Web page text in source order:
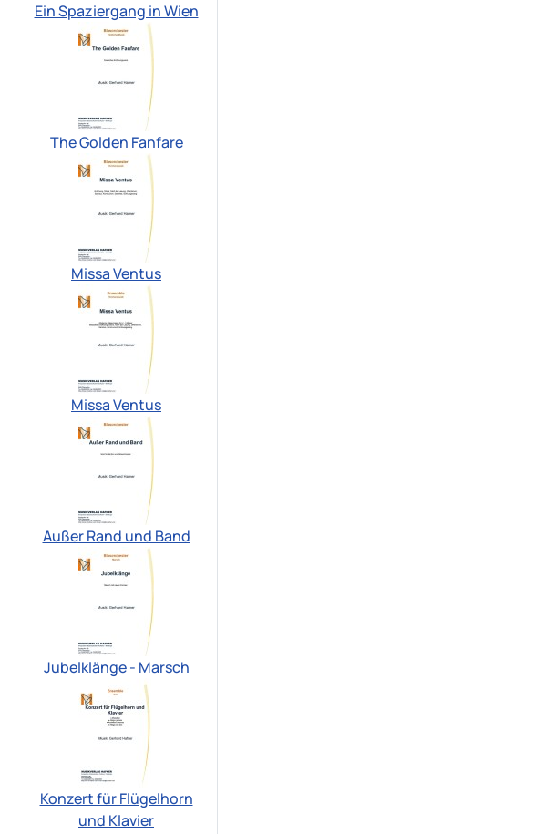
Ein Spaziergang in Wien
The Golden Fanfare
Missa Ventus
Missa Ventus
Außer Rand und Band
Jubelklänge - Marsch
Konzert für Flügelhorn
und Klavier